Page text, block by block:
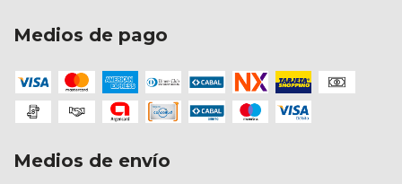
Medios de pago
Medios de envío